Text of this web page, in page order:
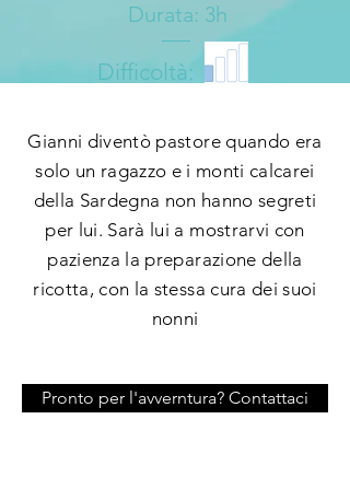
Durata: 3h
Difficoltà:
Gianni diventò pastore quando era
solo un ragazzo e i monti calcarei
della Sardegna non hanno segreti
per lui. Sarà lui a mostrarvi con
pazienza la preparazione della
ricotta, con la stessa cura dei suoi
nonni
Pronto per l'avverntura? Contattaci